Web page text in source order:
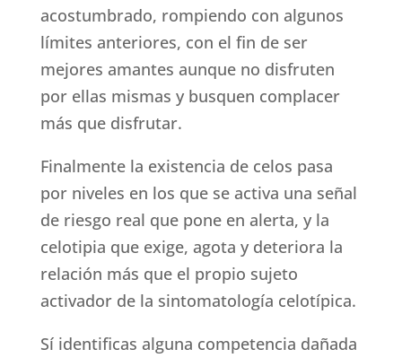
acostumbrado, rompiendo con algunos
límites anteriores, con el fin de ser
mejores amantes aunque no disfruten
por ellas mismas y busquen complacer
más que disfrutar.
Finalmente la existencia de celos pasa
por niveles en los que se activa una señal
de riesgo real que pone en alerta, y la
celotipia que exige, agota y deteriora la
relación más que el propio sujeto
activador de la sintomatología celotípica.
Sí identificas alguna competencia dañada